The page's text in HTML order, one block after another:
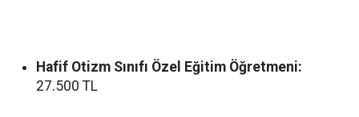
Hafif Otizm Sınıfı Özel Eğitim Öğretmeni:
27.500 TL